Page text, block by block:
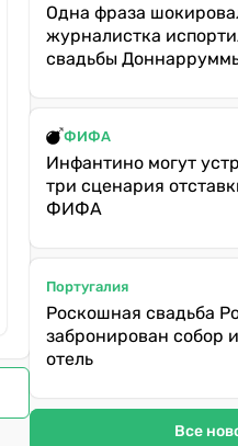
Одна фраза
журналистка
свадьбы
ФИФА
Инфантино могут
три сценария
ФИФА
Португалия
Роскошная свадьба
забронирован собор
отель
Все